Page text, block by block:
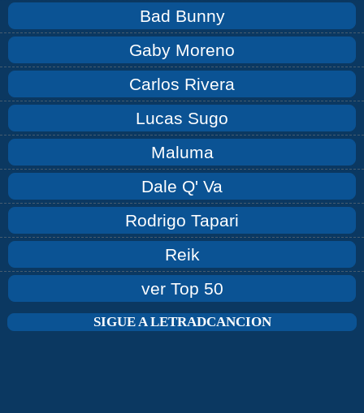
Bad Bunny
Gaby Moreno
Carlos Rivera
Lucas Sugo
Maluma
Dale Q' Va
Rodrigo Tapari
Reik
ver Top 50
SIGUE A LETRADCANCION